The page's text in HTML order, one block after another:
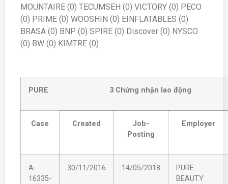
MOUNTAIRE (0) TECUMSEH (0) VICTORY (0) PECO
(0) PRIME (0) WOOSHIN (0) EINFLATABLES (0)
BRASA (0) BNP (0) SPIRE (0) Discover (0) NYSCO
(0) BW (0) KIMTRE (0)
PURE 3 Chứng nhận lao động
Case Created
Job-
Posting
Employer
A-
16335-
30/11/2016 14/05/2018
PURE
BEAUTY